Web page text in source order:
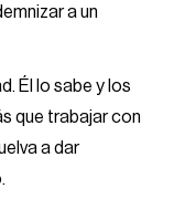
a un
Él lo sabe y los
que trabajar con
a dar